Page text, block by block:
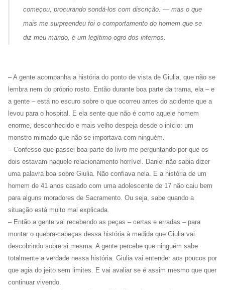
começou, procurando sondá-los com discrição. — mas o que
mais me surpreendeu foi o comportamento do homem que se
diz meu marido, é um legítimo ogro dos infernos.
– A gente acompanha a história do ponto de vista de Giulia, que não se
lembra nem do próprio rosto. Então durante boa parte da trama, ela – e
a gente – está no escuro sobre o que ocorreu antes do acidente que a
levou para o hospital. E ela sente que não é como aquele homem
enorme, desconhecido e mais velho despeja desde o início: um
monstro mimado que não se importava com ninguém.
– Confesso que passei boa parte do livro me perguntando por que os
dois estavam naquele relacionamento horrível. Daniel não sabia dizer
uma palavra boa sobre Giulia. Não confiava nela. E a história de um
homem de 41 anos casado com uma adolescente de 17 não caiu bem
para alguns moradores de Sacramento. Ou seja, sabe quando a
situação está muito mal explicada.
– Então a gente vai recebendo as peças – certas e erradas – para
montar o quebra-cabeças dessa história à medida que Giulia vai
descobrindo sobre si mesma. A gente percebe que ninguém sabe
totalmente a verdade nessa história. Giulia vai entender aos poucos por
que agia do jeito sem limites. E vai avaliar se é assim mesmo que quer
continuar vivendo.